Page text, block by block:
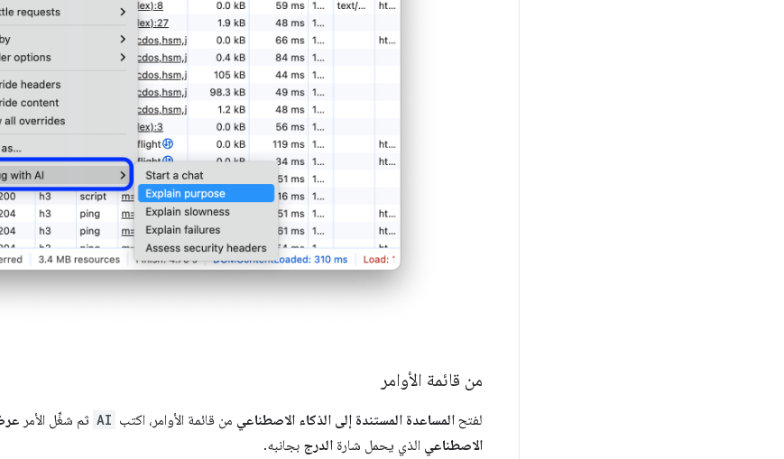
من قائمة الأوامر
لفتح المساعدة المستندة إلى الذكاء الاصطناعي من قائمة الأوامر، اكتب AI ثم شغِّل الأمر
الاصطناعي الذي يحمل شارة الدرج بجانبه.